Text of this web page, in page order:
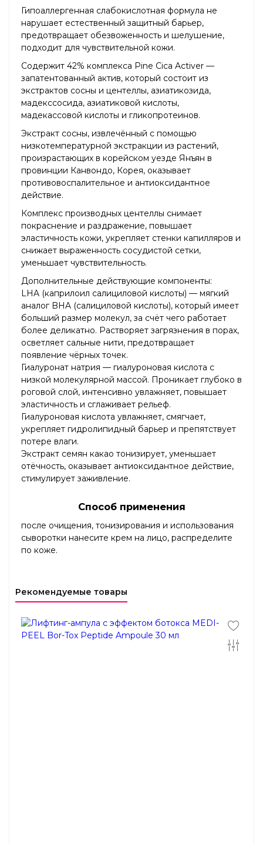
Гипоаллергенная слабокислотная формула не
нарушает естественный защитный барьер,
предотвращает обезвоженность и шелушение,
подходит для чувствительной кожи.
Содержит 42% комплекса Pine Cica Activer —
запатентованный актив, который состоит из
экстрактов сосны и центеллы, азиатикозида,
мадекссосида, азиатиковой кислоты,
мадекассовой кислоты и гликопротеинов.
Экстракт сосны, извлечённый с помощью
низкотемпературной экстракции из растений,
произрастающих в корейском уезде Янъян в
провинции Канвондо, Корея, оказывает
противовоспалительное и антиоксидантное
действие.
Комплекс производных центеллы снимает
покраснение и раздражение, повышает
эластичность кожи, укрепляет стенки капилляров и
снижает выраженность сосудистой сетки,
уменьшает чувствительность.
Дополнительные действующие компоненты:
LHA (каприлоил салициловой кислоты) — мягкий
аналог BHA (салициловой кислоты), который имеет
больший размер молекул, за счёт чего работает
более деликатно. Растворяет загрязнения в порах,
осветляет сальные нити, предотвращает
появление чёрных точек.
Гиалуронат натрия — гиалуроновая кислота с
низкой молекулярной массой. Проникает глубоко в
роговой слой, интенсивно увлажняет, повышает
эластичность и сглаживает рельеф.
Гиалуроновая кислота увлажняет, смягчает,
укрепляет гидролипидный барьер и препятствует
потере влаги.
Экстракт семян какао тонизирует, уменьшает
отёчность, оказывает антиоксидантное действие,
стимулирует заживление.
Способ применения
после очищения, тонизирования и использования
сыворотки нанесите крем на лицо, распределите
по коже.
Рекомендуемые товары